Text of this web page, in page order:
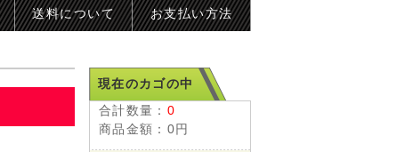
送料について お支払い方法
現在のカゴの中
合計数量： 0
商品金額： 0円